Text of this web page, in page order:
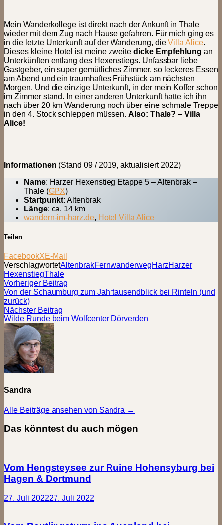
Mein Wanderkollege ist direkt nach der Ankunft in Thale
wieder mit dem Zug nach Hause gefahren. Für mich ging es
in die letzte Unterkunft auf der Wanderung, die Villa Alice.
Dieses kleine Hotel ist meine zweite dicke Empfehlung an
Unterkünften entlang des Hexenstiegs. Unfassbar liebe
Gastgeber, ein super gemütliches Zimmer, so leckeres Essen
am Abend und ein traumhaftes Frühstück am nächsten
Morgen. Und die einzige Unterkunft, in der mein Koffer schon
im Zimmer stand. In einer anderen Unterkunft hatte ich ihn
nach über 20 km Wanderung noch über eine schmale Treppe
in den 4. Stock schleppen müssen. Also: Thale? – Villa
Alice!
Informationen (Stand 09 / 2019, aktualisiert 2022)
Name: Harzer Hexenstieg Etappe 5 – Altenbrak –
Thale (GPX)
Startpunkt: Altenbrak
Länge: ca. 14 km
wandern-im-harz.de, Hotel Villa Alice
Teilen
FacebookXE-Mail
VerschlagwortetAltenbrakFernwanderwegHarzHarzer
HexenstiegThale
Beitragsnavigation
Vorheriger Beitrag
Beitrag:
Von der Schaumburg zum Jahrtausendblick bei Rinteln (und
zurück)
Nächster Beitrag
Beitrag:
Wilde Runde beim Wolfcenter Dörverden
Sandra
Alle Beiträge ansehen von Sandra →
Das könntest du auch mögen
Vom Hengsteysee zur Ruine Hohensyburg bei
Hagen & Dortmund
27. Juli 202227. Juli 2022